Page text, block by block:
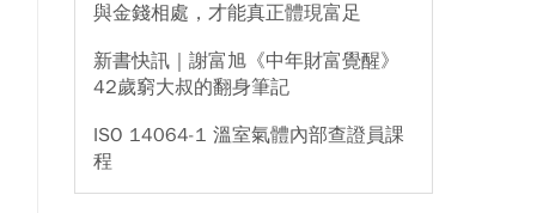
與金錢相處，才能真正體現富足
新書快訊｜謝富旭《中年財富覺醒》
42歲窮大叔的翻身筆記
ISO 14064-1 溫室氣體內部查證員課
程